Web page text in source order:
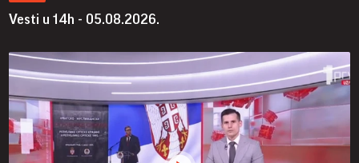
Vesti u 14h - 05.08.2026.